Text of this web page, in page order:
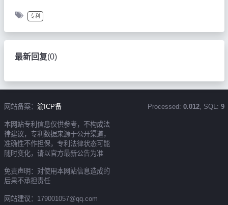
专利
最新回复(0)
网站备案： 渝ICP备
本网站专利信息仅供参考，不构成法
律建议，专利数据来源于公开渠道，
准确性不作担保，专利法律状态可能
随时变化，请以官方最新公告为准
免责声明：对使用本网站信息造成的
后果不承担责任
网站建议：179001057@qq.com
Processed: 0.012, SQL: 9